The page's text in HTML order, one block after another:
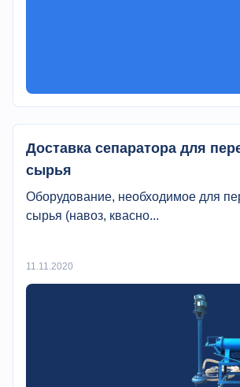
Доставка сепаратора для
сырья
Оборудование, необходимое для
сырья (навоз, квасно...
11.11.2020